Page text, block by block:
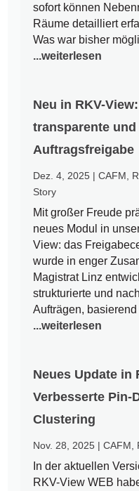
sofort können
Räume detailliert
Was war bisher
...weiterlesen
Neu in RKV-
transparente
Auftragsfreigabe
Dez. 4, 2025 |CAFM
Story
Mit großer Freude
neues Modul in
View: das
wurde in enger
Magistrat Linz
strukturierte und
Aufträgen, basierend
...weiterlesen
Neues Update in
Verbesserte Pin-
Clustering
Nov. 28, 2025 |CAFM
In der aktuellen
RKV-View WEB